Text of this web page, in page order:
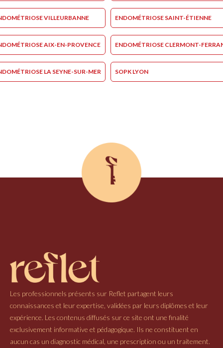
VILLEURBANNE ENDOMÉTRIOSE SAINT-ÉTIENNE
AIX-EN-PROVENCE ENDOMÉTRIOSE CLERMONT-
LA SEYNE-SUR-MER SOPK LYON
Les professionnels présents sur Reflet partagent leurs
connaissances et leur expertise, validées par leurs diplômes et leur
expérience. Les contenus diffusés sur ce site ont une finalité
exclusivement informative et pédagogique. Ils ne constituent en
aucun cas un diagnostic médical, une prescription ou un traitement.